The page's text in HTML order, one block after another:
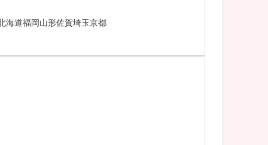
道福岡山形佐賀埼玉京都